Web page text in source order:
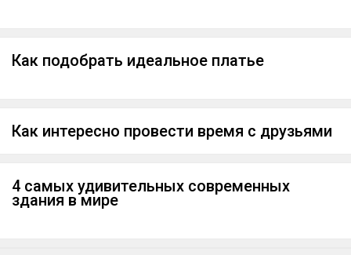
Как подобрать идеальное платье
Как интересно провести время с друзьями
4 самых удивительных современных
здания в мире